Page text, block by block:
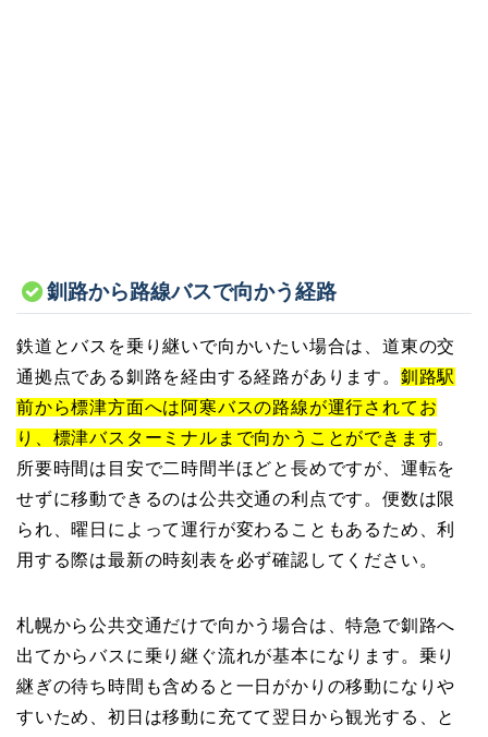
釧路から路線バスで向かう経路
鉄道とバスを乗り継いで向かいたい場合は、道東の交
通拠点である釧路を経由する経路があります。 釧路駅
前から標津方面へは阿寒バスの路線が運行されてお
り、標津バスターミナルまで向かうことができます。
所要時間は目安で二時間半ほどと長めですが、運転を
せずに移動できるのは公共交通の利点です。便数は限
られ、曜日によって運行が変わることもあるため、利
用する際は最新の時刻表を必ず確認してください。
札幌から公共交通だけで向かう場合は、特急で釧路へ
出てからバスに乗り継ぐ流れが基本になります。乗り
継ぎの待ち時間も含めると一日がかりの移動になりや
すいため、初日は移動に充てて翌日から観光する、と